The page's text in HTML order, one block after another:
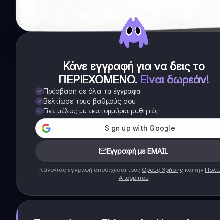
Κάνε εγγραφή για να δεις το
ΠΕΡΙΕΧΟΜΕΝΟ. Είναι δωρεάν!
Πρόσβαση σε όλα τα έγγραφα
Βελτίωσε τους βαθμούς σου
Γίνε μέλος με εκατομμύρια μαθητές
Εγγραφή με EMAIL
Κάνοντας εγγραφή αποδέχεσαι τους Όρους Χρήσης και την
Απορρήτου